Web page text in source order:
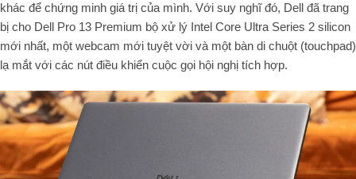
khác để chứng minh giá trị của mình. Với suy nghĩ đó, Dell đã trang
bị cho Dell Pro 13 Premium bộ xử lý Intel Core Ultra Series 2 silicon
mới nhất, một webcam mới tuyệt vời và một bàn di chuột (touchpad)
lạ mắt với các nút điều khiển cuộc gọi hội nghị tích hợp.